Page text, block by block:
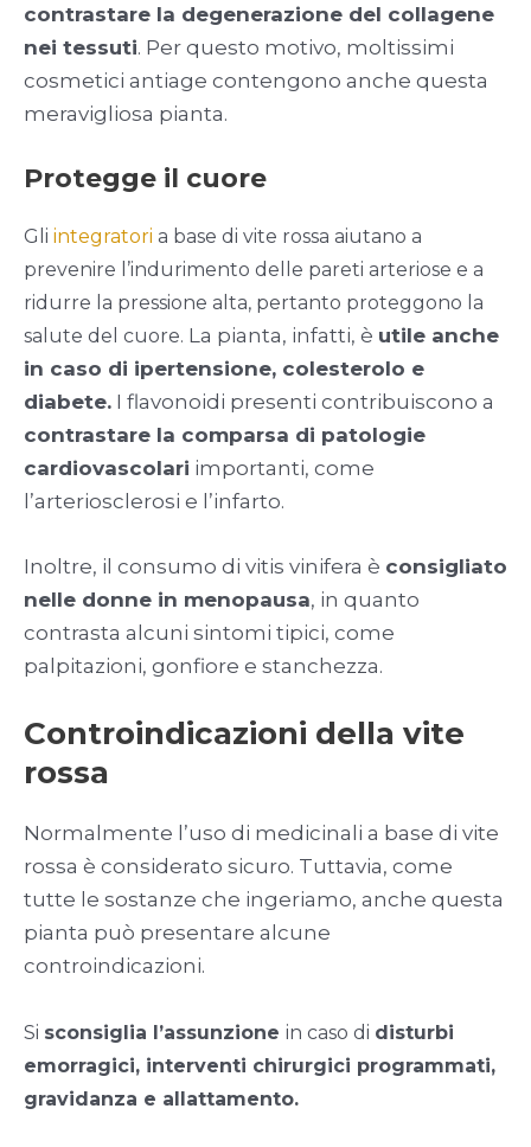
contrastare la degenerazione del collagene
nei tessuti. Per questo motivo, moltissimi
cosmetici antiage contengono anche questa
meravigliosa pianta.
Protegge il cuore
Gli integratori a base di vite rossa aiutano a
prevenire l’indurimento delle pareti arteriose e a
ridurre la pressione alta, pertanto proteggono la
salute del cuore. La pianta, infatti, è utile anche
in caso di ipertensione, colesterolo e
diabete. I flavonoidi presenti contribuiscono a
contrastare la comparsa di patologie
cardiovascolari importanti, come
l’arteriosclerosi e l’infarto.
Inoltre, il consumo di vitis vinifera è consigliato
nelle donne in menopausa, in quanto
contrasta alcuni sintomi tipici, come
palpitazioni, gonfiore e stanchezza.
Controindicazioni della vite
rossa
Normalmente l’uso di medicinali a base di vite
rossa è considerato sicuro. Tuttavia, come
tutte le sostanze che ingeriamo, anche questa
pianta può presentare alcune
controindicazioni.
Si sconsiglia l’assunzione in caso di disturbi
emorragici, interventi chirurgici programmati,
gravidanza e allattamento.